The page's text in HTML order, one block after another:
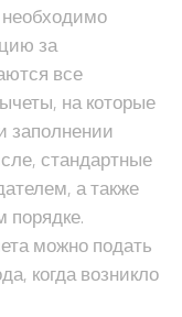
за
все
на которые
заполнении
стандартные
а также
можно подать
когда возникло